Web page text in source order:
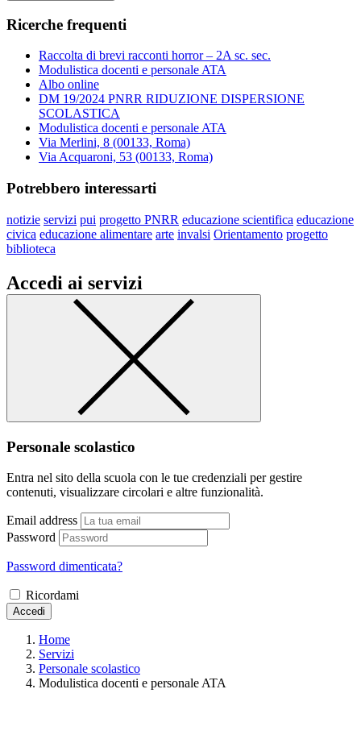
Ricerche frequenti
Raccolta di brevi racconti horror – 2A sc. sec.
Modulistica docenti e personale ATA
Albo online
DM 19/2024 PNRR RIDUZIONE DISPERSIONE
SCOLASTICA
Modulistica docenti e personale ATA
Via Merlini, 8 (00133, Roma)
Via Acquaroni, 53 (00133, Roma)
Potrebbero interessarti
notizie servizi pui progetto PNRR educazione scientifica educazione
civica educazione alimentare arte invalsi Orientamento progetto
biblioteca
Accedi ai servizi
Personale scolastico
Entra nel sito della scuola con le tue credenziali per gestire
contenuti, visualizzare circolari e altre funzionalità.
Email address
Password
Password dimenticata?
Ricordami
Accedi
Home
Servizi
Personale scolastico
Modulistica docenti e personale ATA